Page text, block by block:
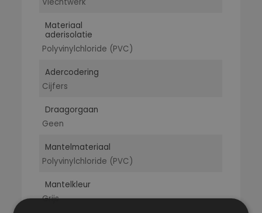
Materiaal
aderisolatie
Polyvinylchloride (PVC)
Adercodering
Cijfers
Draagorgaan
Geen
Mantelmateriaal
Polyvinylchloride (PVC)
Mantelkleur
Grijs